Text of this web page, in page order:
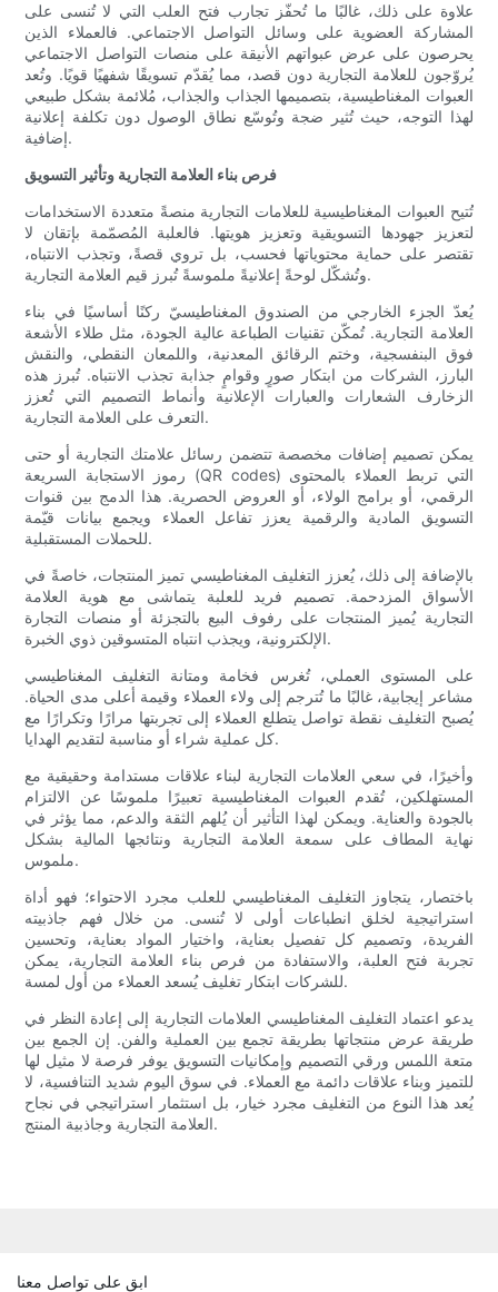
علاوة على ذلك، غالبًا ما تُحفّز تجارب فتح العلب التي لا تُنسى على
المشاركة العضوية على وسائل التواصل الاجتماعي. فالعملاء الذين
يحرصون على عرض عبواتهم الأنيقة على منصات التواصل الاجتماعي
يُروّجون للعلامة التجارية دون قصد، مما يُقدّم تسويقًا شفهيًا قويًا. وتُعد
العبوات المغناطيسية، بتصميمها الجذاب والجذاب، مُلائمة بشكل طبيعي
لهذا التوجه، حيث تُثير ضجة وتُوسّع نطاق الوصول دون تكلفة إعلانية
إضافية.
فرص بناء العلامة التجارية وتأثير التسويق
تُتيح العبوات المغناطيسية للعلامات التجارية منصةً متعددة الاستخدامات
لتعزيز جهودها التسويقية وتعزيز هويتها. فالعلبة المُصمّمة بإتقان لا
تقتصر على حماية محتوياتها فحسب، بل تروي قصةً، وتجذب الانتباه،
وتُشكّل لوحةً إعلانيةً ملموسةً تُبرز قيم العلامة التجارية.
يُعدّ الجزء الخارجي من الصندوق المغناطيسيّ ركنًا أساسيًا في بناء
العلامة التجارية. تُمكّن تقنيات الطباعة عالية الجودة، مثل طلاء الأشعة
فوق البنفسجية، وختم الرقائق المعدنية، واللمعان النقطي، والنقش
البارز، الشركات من ابتكار صورٍ وقوامٍ جذابة تجذب الانتباه. تُبرز هذه
الزخارف الشعارات والعبارات الإعلانية وأنماط التصميم التي تُعزز
التعرف على العلامة التجارية.
يمكن تصميم إضافات مخصصة تتضمن رسائل علامتك التجارية أو حتى
رموز الاستجابة السريعة (QR codes) التي تربط العملاء بالمحتوى
الرقمي، أو برامج الولاء، أو العروض الحصرية. هذا الدمج بين قنوات
التسويق المادية والرقمية يعزز تفاعل العملاء ويجمع بيانات قيّمة
للحملات المستقبلية.
بالإضافة إلى ذلك، يُعزز التغليف المغناطيسي تميز المنتجات، خاصةً في
الأسواق المزدحمة. تصميم فريد للعلبة يتماشى مع هوية العلامة
التجارية يُميز المنتجات على رفوف البيع بالتجزئة أو منصات التجارة
الإلكترونية، ويجذب انتباه المتسوقين ذوي الخبرة.
على المستوى العملي، تُغرس فخامة ومتانة التغليف المغناطيسي
مشاعر إيجابية، غالبًا ما تُترجم إلى ولاء العملاء وقيمة أعلى مدى الحياة.
يُصبح التغليف نقطة تواصل يتطلع العملاء إلى تجربتها مرارًا وتكرارًا مع
كل عملية شراء أو مناسبة لتقديم الهدايا.
وأخيرًا، في سعي العلامات التجارية لبناء علاقات مستدامة وحقيقية مع
المستهلكين، تُقدم العبوات المغناطيسية تعبيرًا ملموسًا عن الالتزام
بالجودة والعناية. ويمكن لهذا التأثير أن يُلهم الثقة والدعم، مما يؤثر في
نهاية المطاف على سمعة العلامة التجارية ونتائجها المالية بشكل
ملموس.
باختصار، يتجاوز التغليف المغناطيسي للعلب مجرد الاحتواء؛ فهو أداة
استراتيجية لخلق انطباعات أولى لا تُنسى. من خلال فهم جاذبيته
الفريدة، وتصميم كل تفصيل بعناية، واختيار المواد بعناية، وتحسين
تجربة فتح العلبة، والاستفادة من فرص بناء العلامة التجارية، يمكن
للشركات ابتكار تغليف يُسعد العملاء من أول لمسة.
يدعو اعتماد التغليف المغناطيسي العلامات التجارية إلى إعادة النظر في
طريقة عرض منتجاتها بطريقة تجمع بين العملية والفن. إن الجمع بين
متعة اللمس ورقي التصميم وإمكانيات التسويق يوفر فرصة لا مثيل لها
للتميز وبناء علاقات دائمة مع العملاء. في سوق اليوم شديد التنافسية، لا
يُعد هذا النوع من التغليف مجرد خيار، بل استثمار استراتيجي في نجاح
العلامة التجارية وجاذبية المنتج.
ابق على تواصل معنا